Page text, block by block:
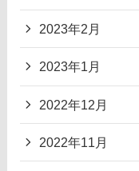
2023年2月
2023年1月
2022年12月
2022年11月